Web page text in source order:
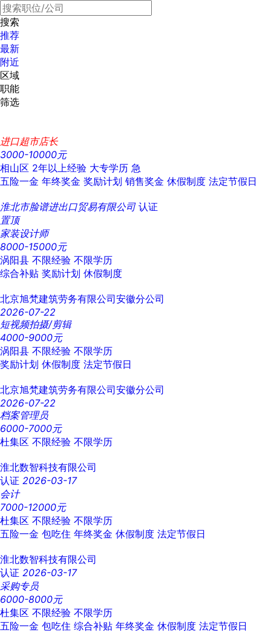
搜索
推荐
最新
附近
区域
职能
筛选
进口超市店长
3000-10000元
相山区 2年以上经验 大专学历 急
五险一金 年终奖金 奖励计划 销售奖金 休假制度 法定节假日
淮北市脸谱进出口贸易有限公司 认证
置顶
家装设计师
8000-15000元
涡阳县 不限经验 不限学历
综合补贴 奖励计划 休假制度
北京旭梵建筑劳务有限公司安徽分公司
2026-07-22
短视频拍摄/剪辑
4000-9000元
涡阳县 不限经验 不限学历
奖励计划 休假制度 法定节假日
北京旭梵建筑劳务有限公司安徽分公司
2026-07-22
档案管理员
6000-7000元
杜集区 不限经验 不限学历
淮北数智科技有限公司
认证 2026-03-17
会计
7000-12000元
杜集区 不限经验 不限学历
五险一金 包吃住 年终奖金 休假制度 法定节假日
淮北数智科技有限公司
认证 2026-03-17
采购专员
6000-8000元
杜集区 不限经验 不限学历
五险一金 包吃住 综合补贴 年终奖金 休假制度 法定节假日